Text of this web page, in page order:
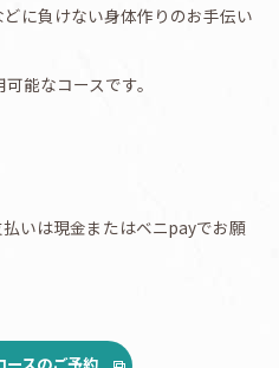
に負けない身体作りのお手伝い
能なコースです。
いは現金またはベニpayでお願